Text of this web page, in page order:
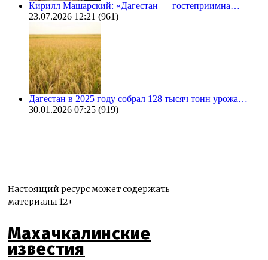
Кирилл Машарский: «Дагестан — гостеприимна…
23.07.2026 12:21 (961)
Дагестан в 2025 году собрал 128 тысяч тонн урожа…
30.01.2026 07:25 (919)
Настоящий ресурс может содержать
материалы 12+
Махачкалинские
известия